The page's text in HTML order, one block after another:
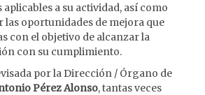
a su actividad, así como
oportunidades de mejora que
con el objetivo de alcanzar la
con su cumplimiento.
por la Dirección / Órgano de
Pérez Alonso, tantas veces